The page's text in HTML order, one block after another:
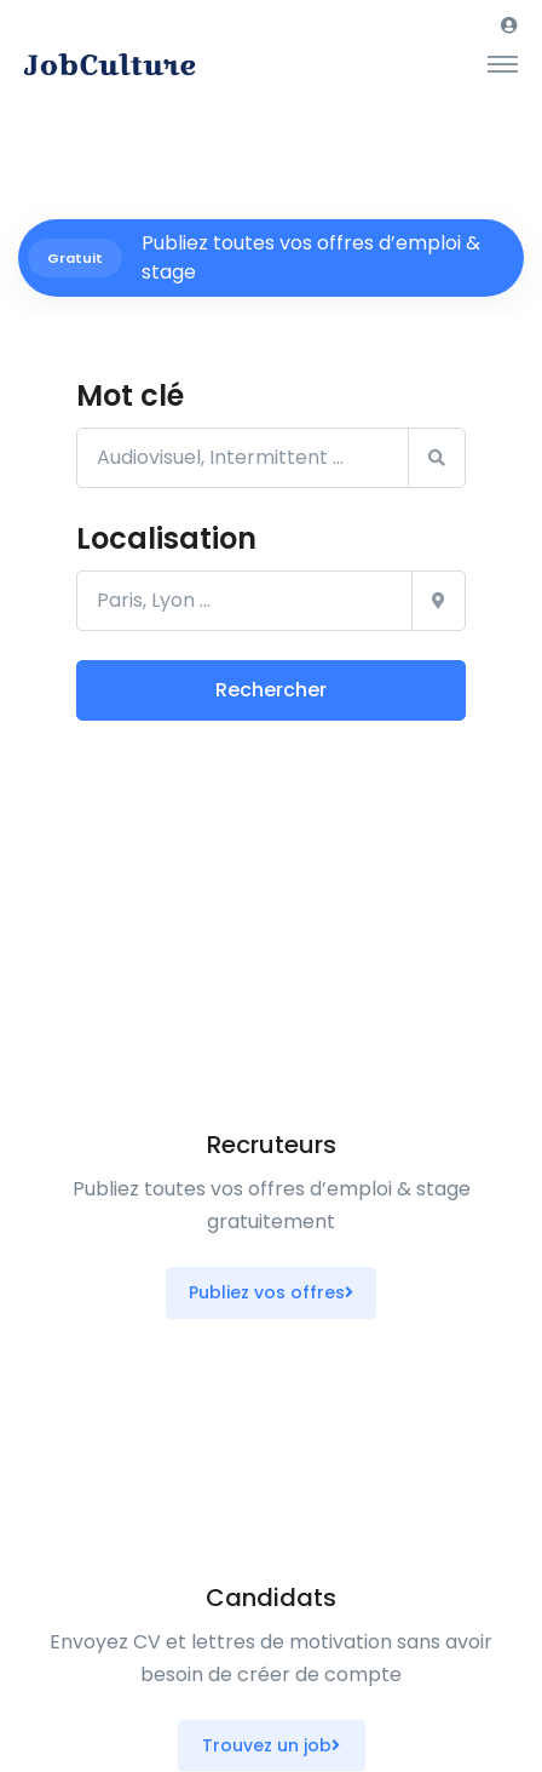
Gratuit
Publiez toutes vos offres d’emploi &
stage
Mot clé
Localisation
Rechercher
Recruteurs
Publiez toutes vos offres d’emploi & stage
gratuitement
Publiez vos offres
Candidats
Envoyez CV et lettres de motivation sans avoir
besoin de créer de compte
Trouvez un job